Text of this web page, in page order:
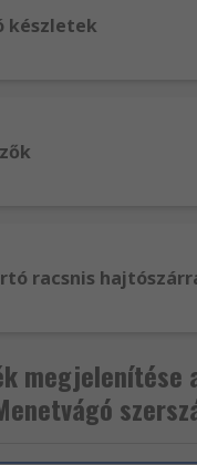
készletek
racsnis
megjelenítése